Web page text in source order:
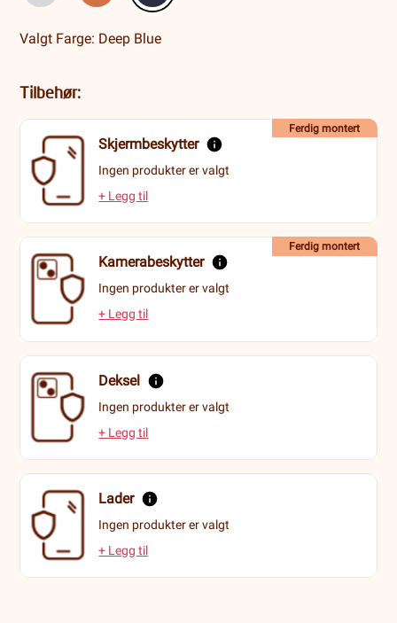
Valgt Farge: Deep Blue
Tilbehør:
Skjermbeskytter
Ingen produkter er valgt
Ferdig montert
+ Legg til
Kamerabeskytter
Ingen produkter er valgt
Ferdig montert
+ Legg til
Deksel
Ingen produkter er valgt
+ Legg til
Lader
Ingen produkter er valgt
+ Legg til